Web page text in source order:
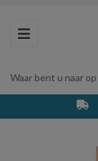
Toggle navigation
Waar bent u naar op